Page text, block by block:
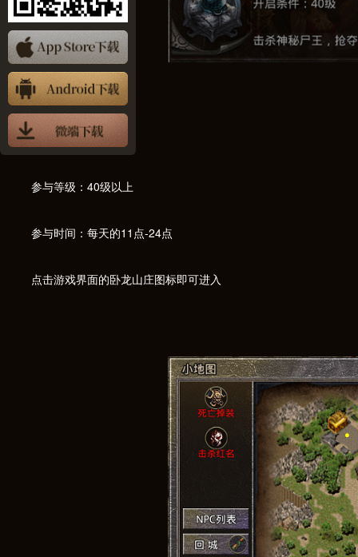
（5）卧龙山庄
参与等级：40级以上
参与时间：每天的11点-24点
点击游戏界面的卧龙山庄图标即可进入